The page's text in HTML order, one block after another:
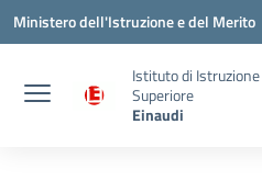
Vai ai contenuti
Vai al menu di navigazione
Vai al footer
Ministero dell'Istruzione e del Merito
Istituto di Istruzione
Superiore
Einaudi